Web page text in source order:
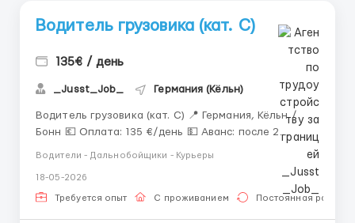
Водитель грузовика (кат. C)
135€ / день
_Jusst_Job_ Германия (Кёльн)
Водитель грузовика (кат. C) 📍 Германия, Кёльн /
Бонн 💶 Оплата: 135 €/день 💵 Аванс: после 2
Суббота — по желанию 📆 Около 220 часов в месяц
Обязанности: Перевозка строительных материалов
Доставка песка, щебня, цем...
Водители - Дальнобойщики - Курьеры
18-05-2026
Требуется опыт С проживанием Постоянная работа